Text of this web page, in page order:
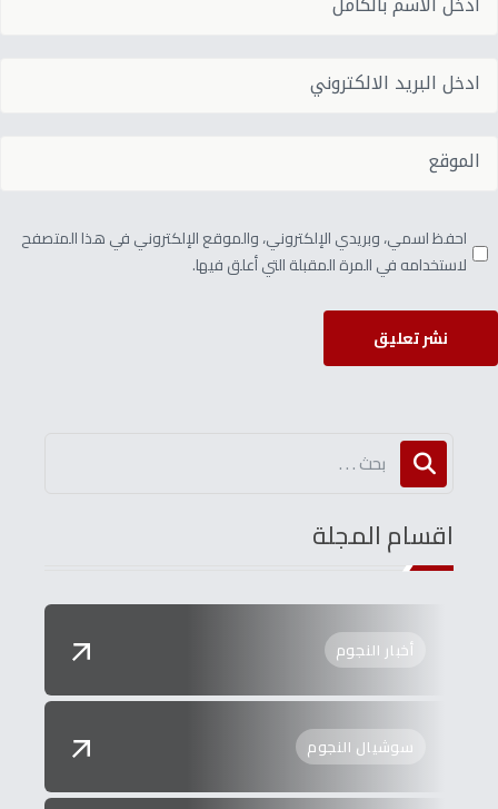
احفظ اسمي، وبريدي الإلكتروني، والموقع الإلكتروني في هذا المتصفح
لاستخدامه في المرة المقبلة التي أعلق فيها.
نشر تعليق
اقسام المجلة
أخبار النجوم
سوشيال النجوم